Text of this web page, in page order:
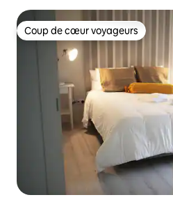
Coup de cœur voyageurs
Coup de cœur voyageurs